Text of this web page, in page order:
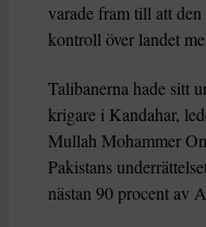
varade fram till att
kontroll över landet
Talibanerna hade sitt
krigare i Kandahar,
Mullah Mohammer
Pakistans
nästan 90 procent av